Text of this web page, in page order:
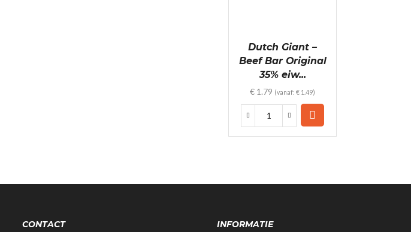
Dutch Giant –
Beef Bar Original
35% eiw...
€ 1.79 (vanaf:€ 1.49)
Dutch
Original
(25gr)
CONTACT INFORMATIE